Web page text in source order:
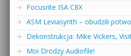
Focusrite ISA C8X
ASM Leviasynth – obudzili
Dekonstrukcja: Mike Vickers,
Moi Drodzy Audiofile!